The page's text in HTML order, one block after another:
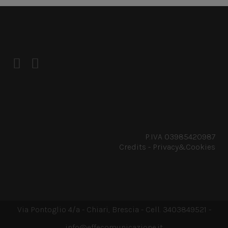
P.IVA 03985420987
Credits - Privacy&Cookies
Via Pontoglio 4/a - Chiari, Brescia - Cell. 3403849521 -